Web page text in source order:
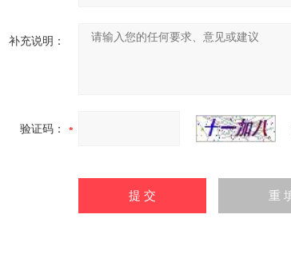
补充说明：
验证码：